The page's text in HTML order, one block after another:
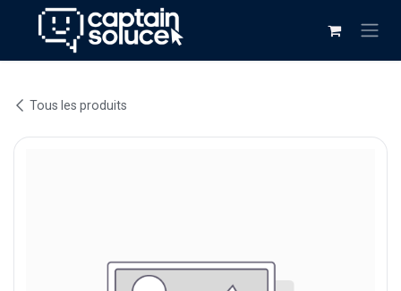
Se rendre au contenu
Tous les produits